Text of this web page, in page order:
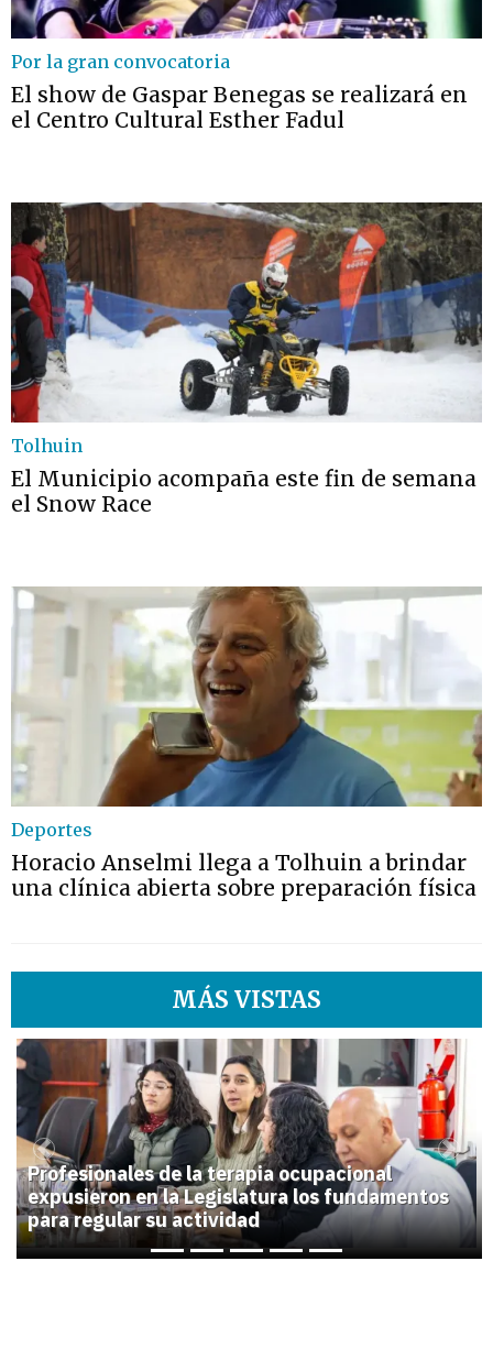
Por la gran convocatoria
El show de Gaspar Benegas se realizará en
el Centro Cultural Esther Fadul
Tolhuin
El Municipio acompaña este fin de semana
el Snow Race
Deportes
Horacio Anselmi llega a Tolhuin a brindar
una clínica abierta sobre preparación física
MÁS VISTAS
1
Profesionales de la terapia ocupacional
expusieron en la Legislatura los fundamentos
para regular su actividad
Previous Next